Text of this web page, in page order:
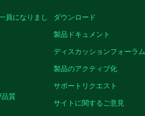
員になりまし
質
ダウンロード
製品ドキュメント
ディスカッションフォーラム
製品のアクティブ化
サポートリクエスト
サイトに関するご意見